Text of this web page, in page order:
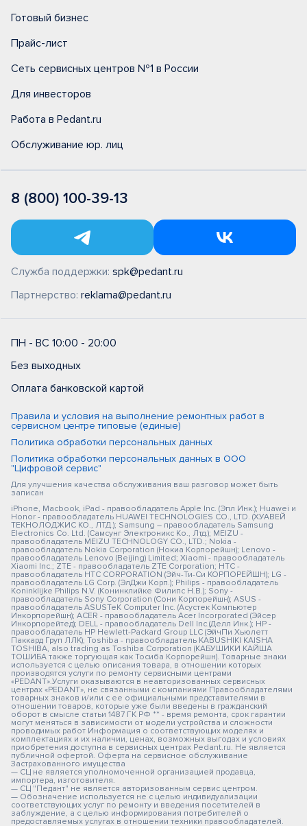
Готовый бизнес
Прайс-лист
Сеть сервисных центров №1 в России
Для инвесторов
Работа в Pedant.ru
Обслуживание юр. лиц
8 (800) 100-39-13
Служба поддержки: spk@pedant.ru
Партнерство: reklama@pedant.ru
ПН - ВС 10:00 - 20:00
Без выходных
Оплата банковской картой
Правила и условия на выполнение ремонтных работ в
сервисном центре типовые (единые)
Политика обработки персональных данных
Политика обработки персональных данных в ООО
"Цифровой сервис"
Для улучшения качества обслуживания ваш разговор может быть
записан
iPhone, Macbook, iPad - правообладатель Apple Inc. (Эпл Инк.); Huawei и
Honor - правообладатель HUAWEI TECHNOLOGIES CO., LTD. (ХУАВЕЙ
ТЕКНОЛОДЖИС КО., ЛТД.); Samsung – правообладатель Samsung
Electronics Co. Ltd. (Самсунг Электроникс Ко., Лтд.); MEIZU -
правообладатель MEIZU TECHNOLOGY CO., LTD.; Nokia -
правообладатель Nokia Corporation (Нокиа Корпорейшн); Lenovo -
правообладатель Lenovo (Beijing) Limited; Xiaomi - правообладатель
Xiaomi Inc.; ZTE - правообладатель ZTE Corporation; HTC -
правообладатель HTC CORPORATION (Эйч-Ти-Си КОРПОРЕЙШН); LG -
правообладатель LG Corp. (ЭлДжи Корп.); Philips - правообладатель
Koninklijke Philips N.V. (Конинклийке Филипс Н.В.); Sony -
правообладатель Sony Corporation (Сони Корпорейшн); ASUS -
правообладатель ASUSTeK Computer Inc. (Асустек Компьютер
Инкорпорейшн); ACER - правообладатель Acer Incorporated (Эйсер
Инкорпорейтед); DELL - правообладатель Dell Inc.(Делл Инк.); HP -
правообладатель HP Hewlett-Packard Group LLC (ЭйчПи Хьюлетт
Паккард Груп ЛЛК); Toshiba - правообладатель KABUSHIKI KAISHA
TOSHIBA, also trading as Toshiba Corporation (КАБУШИКИ КАЙША
ТОШИБА также торгующая как Тосиба Корпорейшн). Товарные знаки
используется с целью описания товара, в отношении которых
производятся услуги по ремонту сервисными центрами
«PEDANT».Услуги оказываются в неавторизованных сервисных
центрах «PEDANT», не связанными с компаниями Правообладателями
товарных знаков и/или с ее официальными представителями в
отношении товаров, которые уже были введены в гражданский
оборот в смысле статьи 1487 ГК РФ ** - время ремонта, срок гарантии
могут меняться в зависимости от модели устройства и сложности
проводимых работ Информация о соответствующих моделях и
комплектациях и их наличии, ценах, возможных выгодах и условиях
приобретения доступна в сервисных центрах Pedant.ru. Не является
публичной офертой. Оферта на сервисное обслуживание
Застрахованного имущества
— СЦ не является уполномоченной организацией продавца,
импортера, изготовителя.
— СЦ "Педант" не является авторизованным сервис центром.
— Обозначение используется не с целью индивидуализации
соответствующих услуг по ремонту и введения посетителей в
заблуждение, а с целью информирования потребителей о
предоставляемых услугах в отношении техники правообладателей.